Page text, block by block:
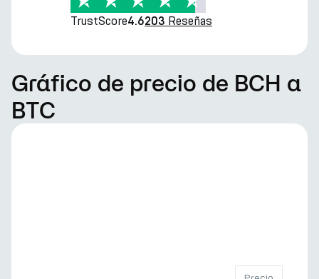
TrustScore4.6203 Reseñas
Gráfico de precio de BCH a
BTC